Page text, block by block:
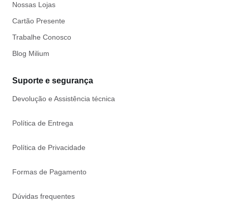
Nossas Lojas
Cartão Presente
Trabalhe Conosco
Blog Milium
Suporte e segurança
Devolução e Assistência técnica
Política de Entrega
Política de Privacidade
Formas de Pagamento
Dúvidas frequentes